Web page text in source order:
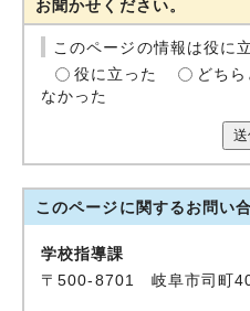
お聞かせください。
このページの情報は役に
役に立った
どち
なかった
このページに関する お問い
学校指導課
〒500-8701 岐阜市司町